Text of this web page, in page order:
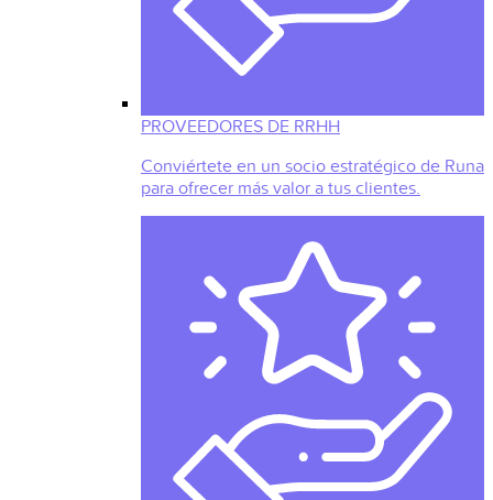
PROVEEDORES DE RRHH
Conviértete en un socio estratégico de Runa
para ofrecer más valor a tus clientes.